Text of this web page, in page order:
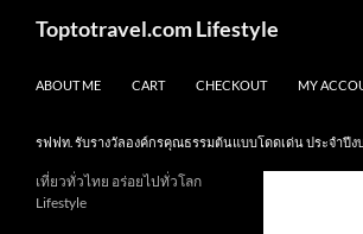
Toptotravel.com Lifestyle
ABOUT ME CART CHECKOUT MY
รฟฟท. รับรางวัลองค์กรคุณธรรมต้นแบบโดดเด่น ประจำปีง
เที่ยวทั่วไทย อร่อยไปทั่วโลก
Lifestyle